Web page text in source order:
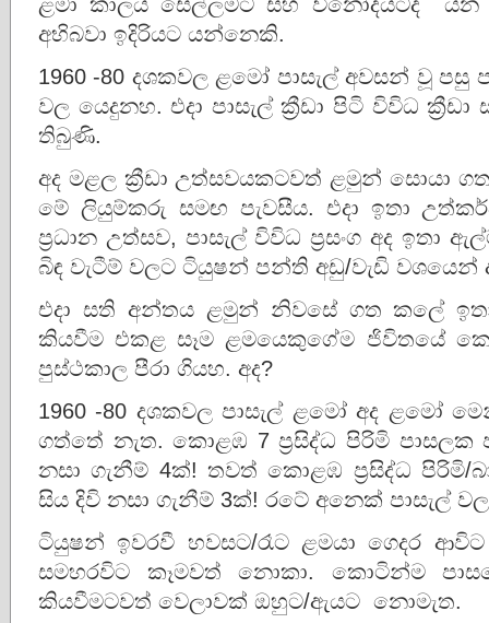
අභිබවා ඉදිරියට යන්නෙකි.
1960 -80 දශකවල ළමෝ පාසැල් අවසන් වූ පසු
වල යෙදුනහ. එදා පාසැල් ක්‍රීඩා පිටි විවිධ
තිබුණි.
අද මළල ක්‍රීඩා උත්සවයකටවත් ළමුන් සොයා
මේ ලියුම්කරු සමඟ පැවසීය. එදා ඉතා
ප්‍රධාන උත්සව, පාසැල් විවිධ ප්‍රසංග අද
බිඳ වැටීම් වලට ටියුෂන් පන්ති අඩු/වැඩි වශයෙන්
එදා සති අන්තය ළමුන් නිවසේ ගත කලේ
කියවීම එකළ සෑම ළමයෙකුගේම ජිවිතයේ
පුස්ථකාල පීරා ගියහ. අද?
1960 -80 දශකවල පාසැල් ළමෝ අද ළමෝ
ගත්තේ නැත. කොළඹ 7 ප්‍රසිද්ධ පිරිමි
නසා ගැනීම් 4ක්! තවත් කොළඹ ප්‍රසිද්ධ පිරිමි/
සිය දිවි නසා ගැනීම් 3ක්! රටේ අනෙක් පාසැල්
ටියුෂන් ඉවරවී හවසට/රෑට ළමයා ගෙදර
සමහරවිට කෑමවත් නොකා. කොටින්ම
කියවීමටවත් වෙලාවක් ඔහුට/ඇයට නොමැත.